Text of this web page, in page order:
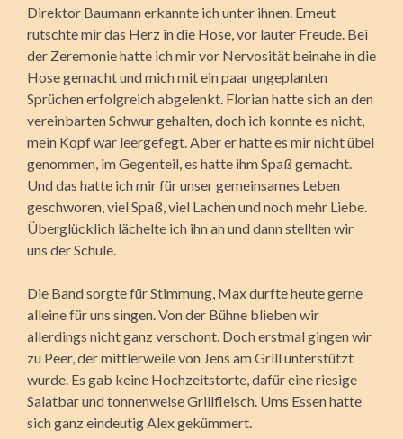
Direktor Baumann erkannte ich unter ihnen. Erneut
rutschte mir das Herz in die Hose, vor lauter Freude. Bei
der Zeremonie hatte ich mir vor Nervosität beinahe in die
Hose gemacht und mich mit ein paar ungeplanten
Sprüchen erfolgreich abgelenkt. Florian hatte sich an den
vereinbarten Schwur gehalten, doch ich konnte es nicht,
mein Kopf war leergefegt. Aber er hatte es mir nicht übel
genommen, im Gegenteil, es hatte ihm Spaß gemacht.
Und das hatte ich mir für unser gemeinsames Leben
geschworen, viel Spaß, viel Lachen und noch mehr Liebe.
Überglücklich lächelte ich ihn an und dann stellten wir
uns der Schule.
Die Band sorgte für Stimmung, Max durfte heute gerne
alleine für uns singen. Von der Bühne blieben wir
allerdings nicht ganz verschont. Doch erstmal gingen wir
zu Peer, der mittlerweile von Jens am Grill unterstützt
wurde. Es gab keine Hochzeitstorte, dafür eine riesige
Salatbar und tonnenweise Grillfleisch. Ums Essen hatte
sich ganz eindeutig Alex gekümmert.